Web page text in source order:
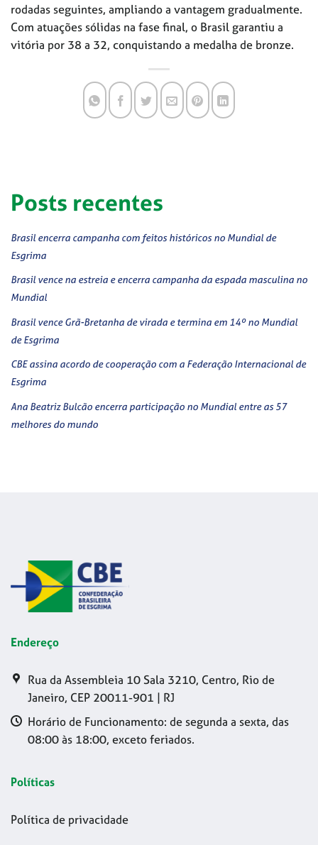
rodadas seguintes, ampliando a vantagem gradualmente.
Com atuações sólidas na fase final, o Brasil garantiu a
vitória por 38 a 32, conquistando a medalha de bronze.
Posts recentes
Brasil encerra campanha com feitos históricos no Mundial de
Esgrima
Brasil vence na estreia e encerra campanha da espada masculina no
Mundial
Brasil vence Grã-Bretanha de virada e termina em 14º no Mundial
de Esgrima
CBE assina acordo de cooperação com a Federação Internacional de
Esgrima
Ana Beatriz Bulcão encerra participação no Mundial entre as 57
melhores do mundo
Endereço
Rua da Assembleia 10 Sala 3210, Centro, Rio de
Janeiro, CEP 20011-901 | RJ
Horário de Funcionamento: de segunda a sexta, das
08:00 às 18:00, exceto feriados.
Políticas
Política de privacidade